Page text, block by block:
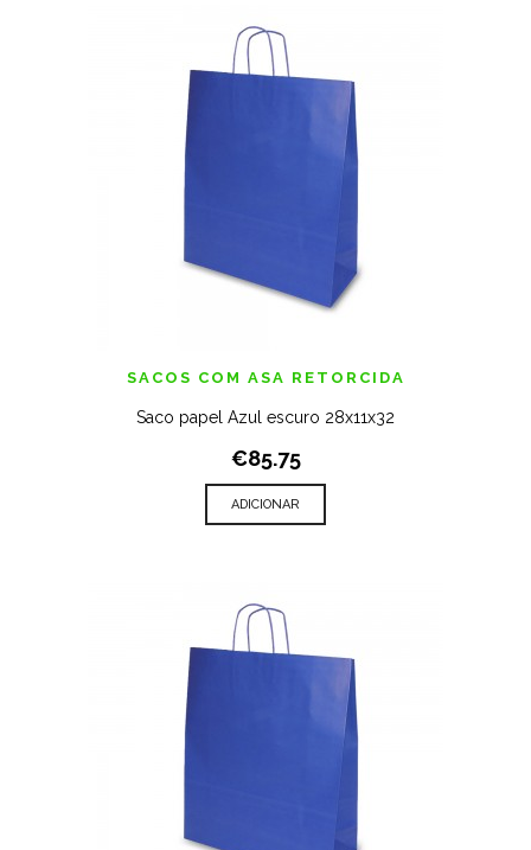
SACOS COM ASA RETORCIDA
Saco papel Azul escuro 28x11x32
€85.75
ADICIONAR